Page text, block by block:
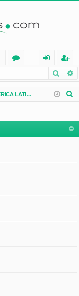
os
nt
ifi
eg
ist
ra
FORO AMÉRICA LATINA
a